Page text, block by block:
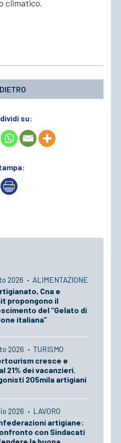
climatico.
su:
2026 · ALIMENTAZIONE
Cna e
propongono il
del “Gelato di
italiana”
2026 · TURISMO
cresce e
21% dei vacanzieri.
205mila artigiani
2026 · LAVORO
artigiane:
con Sindacati